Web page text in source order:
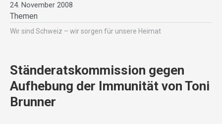
24. November 2008
Themen
Wir sind Schweiz – wir sorgen für unsere Heimat
Ständeratskommission gegen
Aufhebung der Immunität von Toni
Brunner